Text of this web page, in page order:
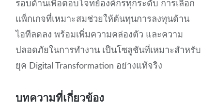
รอบด้านเพื่อตอบโจทย์องค์กรทุกระดับ การเลือก
แพ็กเกจที่เหมาะสมช่วยให้ต้นทุนการลงทุนด้าน
ไอทีลดลง พร้อมเพิ่มความคล่องตัว และความ
ปลอดภัยในการทำงาน เป็นโซลูชันที่เหมาะสำหรับ
ยุค Digital Transformation อย่างแท้จริง
บทความที่เกี่ยวข้อง